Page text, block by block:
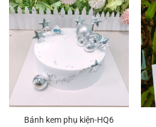
Bánh kem phụ kiện-HQ6